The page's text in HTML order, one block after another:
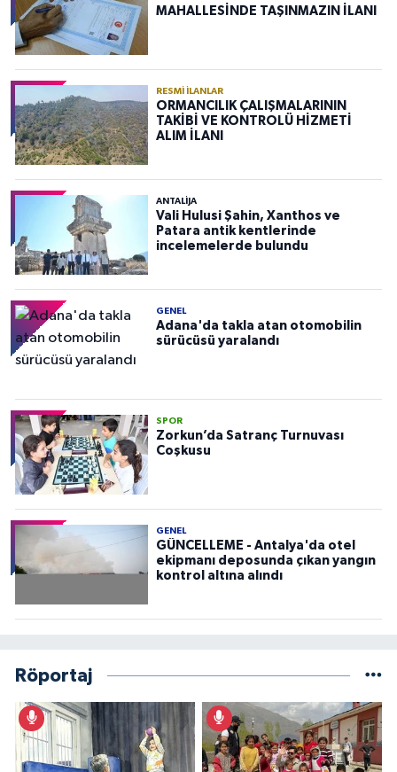
MAHALLESİNDE TAŞINMAZIN İLANI
RESMI İLANLAR
ORMANCILIK ÇALIŞMALARININ
TAKİBİ VE KONTROLÜ HİZMETİ
ALIM İLANI
ANTALIJA
Vali Hulusi Şahin, Xanthos ve
Patara antik kentlerinde
incelemelerde bulundu
GENEL
Adana'da takla atan otomobilin
sürücüsü yaralandı
SPOR
Zorkun’da Satranç Turnuvası
Coşkusu
GENEL
GÜNCELLEME - Antalya'da otel
ekipmanı deposunda çıkan yangın
kontrol altına alındı
Röportaj